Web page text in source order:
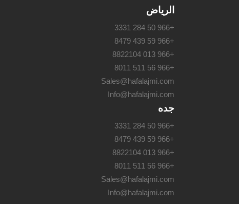
الرياض
+966 50 284 3331
+966 59 439 8479
+966 013 8822104
+966 56 511 8011
Sales@hafalajmi.com
Info@hafalajmi.com
جده
+966 50 284 3331
+966 59 439 8479
+966 013 8822104
+966 56 511 8011
Sales@hafalajmi.com
Info@hafalajmi.com